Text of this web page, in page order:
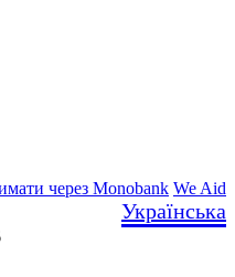
через Monobank We Aid
Українська